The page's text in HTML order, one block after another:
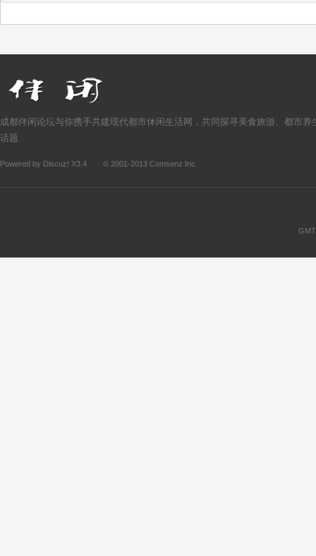
成都伴闲论坛与你携手共建现代都市休闲生活网，共同探寻美食旅游、都市养
话题
Powered by Discuz! X3.4 © 2001-2013 Comsenz Inc.